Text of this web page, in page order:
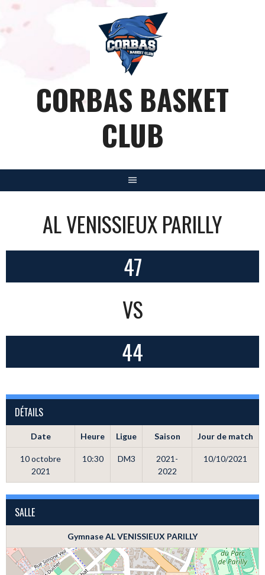
Aller
contenu
CORBAS BASKET
CLUB
AL VENISSIEUX PARILLY
47
VS
44
DÉTAILS
Date Heure Ligue Saison Jour de match
10 octobre
2021
10:30 DM3
2021-
2022
10/10/2021
SALLE
Gymnase AL VENISSIEUX PARILLY